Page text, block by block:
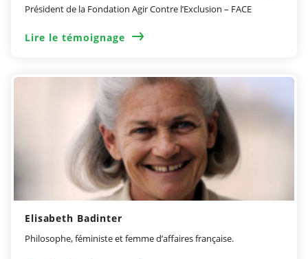
Président de la Fondation Agir Contre l’Exclusion​ – FACE
Lire le témoignage
Elisabeth Badinter
Philosophe, féministe et femme d’affaires française.